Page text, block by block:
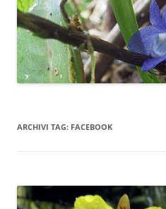
ARCHIVI TAG: FACEBOOK